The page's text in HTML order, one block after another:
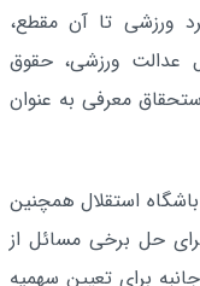
ورزشی تا آن مقطع،
عدالت ورزشی، حقوق
معرفی به عنوان
استقلال همچنین
حل برخی مسائل از
برای تعیین سهمیه